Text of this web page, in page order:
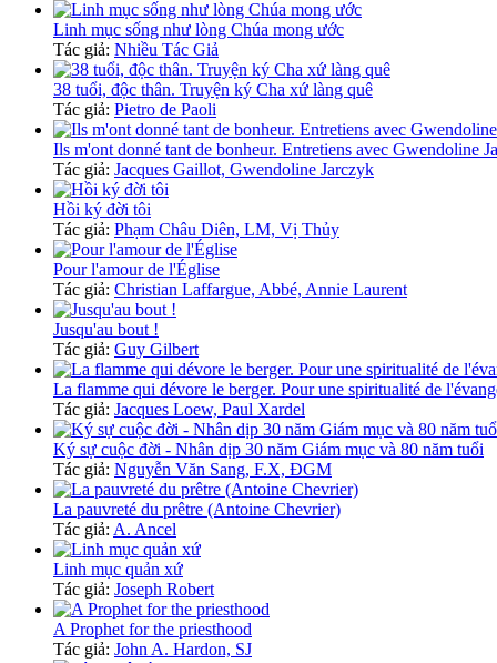
Linh mục sống như lòng Chúa mong ước
Tác giả: Nhiều Tác Giả
38 tuổi, độc thân. Truyện ký Cha xứ làng quê
Tác giả: Pietro de Paoli
Ils m'ont donné tant de bonheur. Entretiens avec Gwendoline
Tác giả: Jacques Gaillot, Gwendoline Jarczyk
Hồi ký đời tôi
Tác giả: Phạm Châu Diên, LM, Vị Thủy
Pour l'amour de l'Église
Tác giả: Christian Laffargue, Abbé, Annie Laurent
Jusqu'au bout !
Tác giả: Guy Gilbert
La flamme qui dévore le berger. Pour une spiritualité de
Tác giả: Jacques Loew, Paul Xardel
Ký sự cuộc đời - Nhân dịp 30 năm Giám mục và 80 năm tuổi
Tác giả: Nguyễn Văn Sang, F.X, ĐGM
La pauvreté du prêtre (Antoine Chevrier)
Tác giả: A. Ancel
Linh mục quản xứ
Tác giả: Joseph Robert
A Prophet for the priesthood
Tác giả: John A. Hardon, SJ